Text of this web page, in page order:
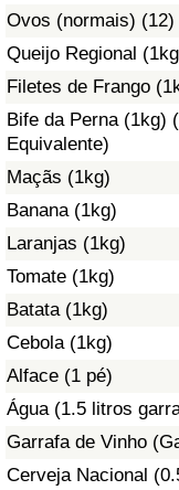
Ovos (normais) (12)
Queijo Regional
Filetes de Frango
Bife da Perna (1kg)
Equivalente)
Maçãs (1kg)
Banana (1kg)
Laranjas (1kg)
Tomate (1kg)
Batata (1kg)
Cebola (1kg)
Alface (1 pé)
Água (1.5 litros
Garrafa de Vinho
Cerveja Nacional
Indicador de Saúde
Indicador de
Poluição
Índice de poluição
Indicador de
Trânsito
Indicador de
Indicador de